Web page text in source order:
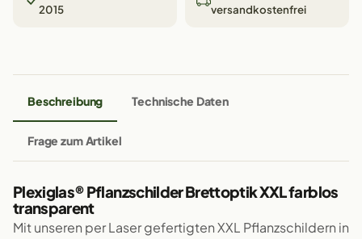
2015
versandkostenfrei
Beschreibung Technische Daten
Frage zum Artikel
Plexiglas® Pflanzschilder Brettoptik XXL farblos
transparent
Mit unseren per Laser gefertigten XXL Pflanzschildern in